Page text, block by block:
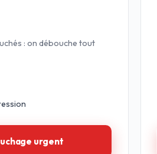
: on débouche tout
urgent